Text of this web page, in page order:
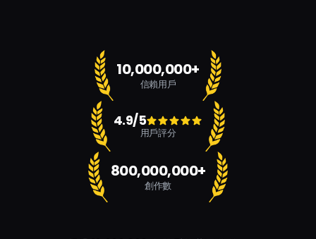
10,000,000+
信賴用戶
4.9/5
用戶評分
800,000,000+
創作數